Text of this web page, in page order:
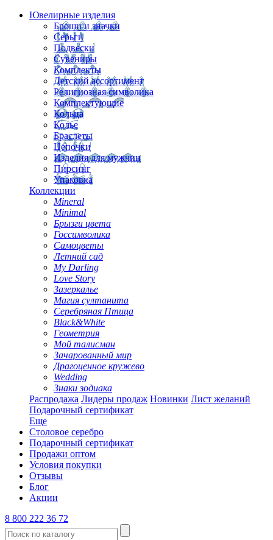
Ювелирные изделия
Броши и значки
Серьги
Подвески
Сувениры
Комплекты
Детский ассортимент
Религиозная символика
Комплектующие
Кольца
Колье
Браслеты
Цепочки
Изделия для мужчин
Пирсинг
Упаковка
Коллекции
Mineral
Minimal
Брызги цвета
Госсимволика
Самоцветы
Летний сад
My Darling
Love Story
Зазеркалье
Магия султанита
Серебряная Птица
Black&White
Геометрия
Мой талисман
Зачарованный мир
Драгоценное кружево
Wedding
Знаки зодиака
Распродажа Лидеры продаж Новинки Лист желаний
Подарочный сертификат
Еще
Столовое серебро
Подарочный сертификат
Продажи оптом
Условия покупки
Отзывы
Блог
Акции
8 800 222 36 72